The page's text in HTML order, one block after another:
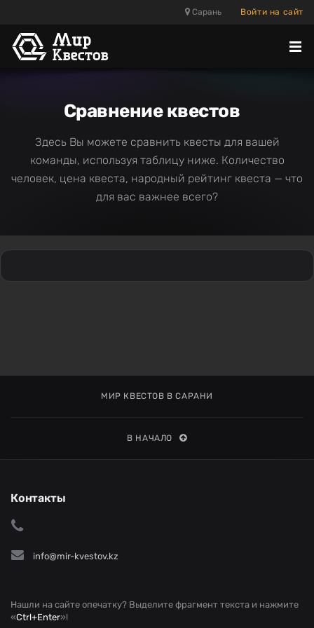
Сарань Войти на сайт
Сравнение квестов
Здесь Вы можете сравнить квесты для вашей
команды, используя таблицу ниже. Количество
человек, цена квеста, народный рейтинг квеста — что
для вас важнее всего?
МИР КВЕСТОВ В САРАНИ
В НАЧАЛО
Контакты
info@mir-kvestov.kz
Нашли на сайте опечатку? Выделите фрагмент текста и нажмите
«Ctrl+Enter»!